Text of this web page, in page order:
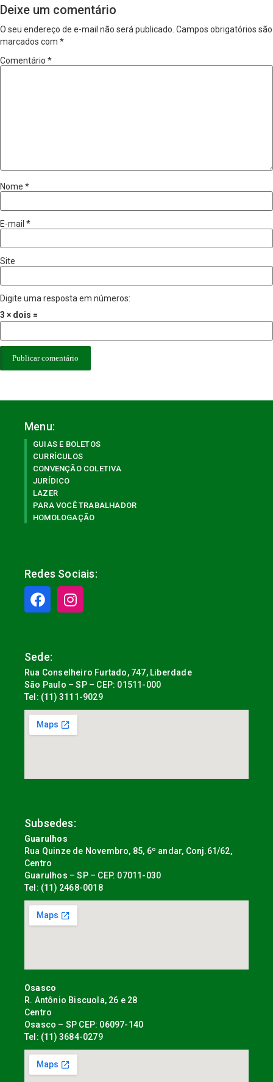
Deixe um comentário
O seu endereço de e-mail não será publicado. Campos obrigatórios são
marcados com *
Comentário *
Nome *
E-mail *
Site
Digite uma resposta em números:
3 × dois =
Menu:
GUIAS E BOLETOS
CURRÍCULOS
CONVENÇÃO COLETIVA
JURÍDICO
LAZER
PARA VOCÊ TRABALHADOR
HOMOLOGAÇÃO
Redes Sociais:
Sede:
Rua Conselheiro Furtado, 747, Liberdade
São Paulo – SP – CEP: 01511-000
Tel: (11) 3111-9029
Subsedes:
Guarulhos
Rua Quinze de Novembro, 85, 6º andar, Conj.61/62,
Centro
Guarulhos – SP – CEP. 07011-030
Tel: (11) 2468-0018
Osasco
R. Antônio Biscuola, 26 e 28
Centro
Osasco – SP CEP: 06097-140
Tel: (11) 3684-0279